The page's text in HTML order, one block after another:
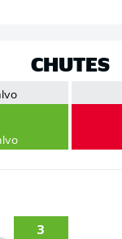
CHUTES
3